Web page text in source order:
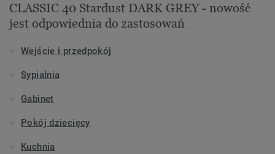
CLASSIC 40 Stardust DARK GREY - nowość
jest odpowiednia do zastosowań
Wejście i przedpokój
Sypialnia
Gabinet
Pokój dziecięcy
Kuchnia